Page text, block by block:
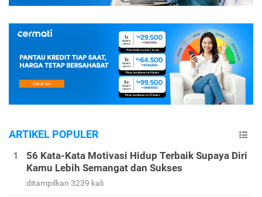
ARTIKEL POPULER
56 Kata-Kata Motivasi Hidup Terbaik Supaya Diri
Kamu Lebih Semangat dan Sukses
ditampilkan 3239 kali